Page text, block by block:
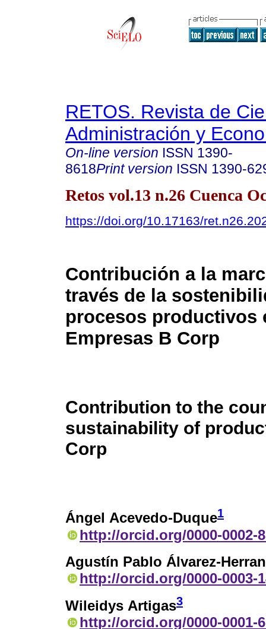
RETOS. Revista de
Administración y
On-line version ISSN 1390-
8618Print version ISSN 1390-
Retos vol.13 n.26 Cuenca
https://doi.org/10.17163/
Contribución a la
través de la
procesos productivos
Empresas B Corp
Contribution to the
sustainability of
Corp
Ángel Acevedo-Duque1
http://orcid.org/0000-0002-
Agustín Pablo Álvarez-
http://orcid.org/0000-0003-
Wileidys Artigas3
http://orcid.org/0000-0001-